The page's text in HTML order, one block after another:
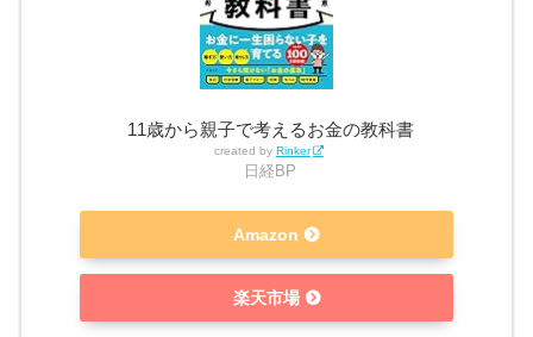
11歳から親子で考えるお金の教科書
created by Rinker
日経BP
Amazon
楽天市場